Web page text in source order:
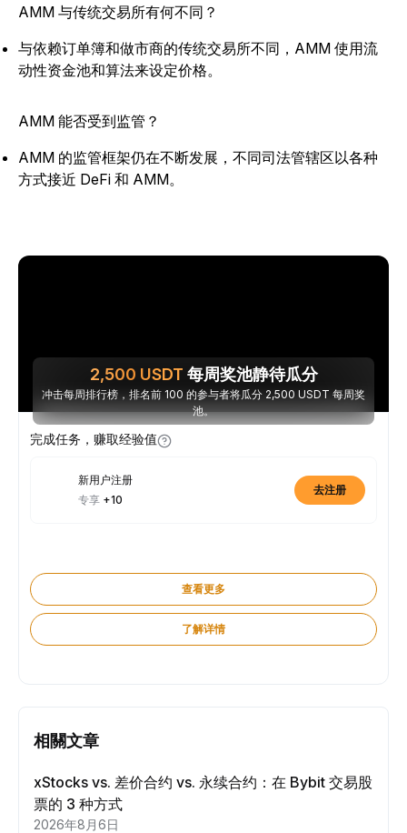
AMM 与传统交易所有何不同？
与依赖订单簿和做市商的传统交易所不同，AMM 使用流
动性资金池和算法来设定价格。
AMM 能否受到监管？
AMM 的监管框架仍在不断发展，不同司法管辖区以各种
方式接近 DeFi 和 AMM。
2,500 USDT 每周奖池静待瓜分
冲击每周排行榜，排名前 100 的参与者将瓜分 2,500 USDT 每周奖
池。
完成任务，赚取经验值
新用户注册
专享 +10
去注册
查看更多
了解详情
相關文章
xStocks vs. 差价合约 vs. 永续合约：在 Bybit 交易股
票的 3 种方式
2026年8月6日